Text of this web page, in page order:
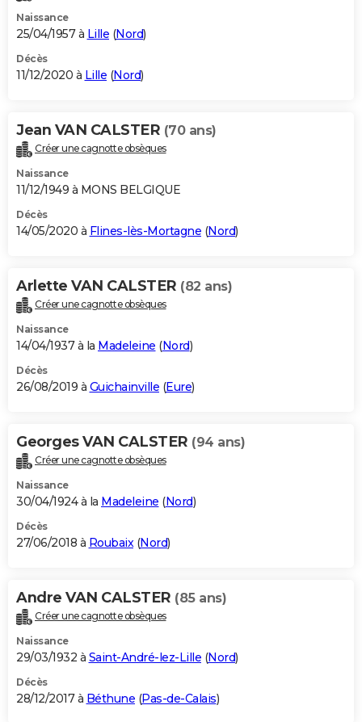
Naissance
25/04/1957 à Lille (Nord)
Décès
11/12/2020 à Lille (Nord)
Jean VAN CALSTER (70 ans)
Créer une cagnotte obsèques
Naissance
11/12/1949 à MONS BELGIQUE
Décès
14/05/2020 à Flines-lès-Mortagne (Nord)
Arlette VAN CALSTER (82 ans)
Créer une cagnotte obsèques
Naissance
14/04/1937 à la Madeleine (Nord)
Décès
26/08/2019 à Guichainville (Eure)
Georges VAN CALSTER (94 ans)
Créer une cagnotte obsèques
Naissance
30/04/1924 à la Madeleine (Nord)
Décès
27/06/2018 à Roubaix(Nord)
Andre VAN CALSTER (85 ans)
Créer une cagnotte obsèques
Naissance
29/03/1932 à Saint-André-lez-Lille (Nord)
Décès
28/12/2017 à Béthune (Pas-de-Calais)